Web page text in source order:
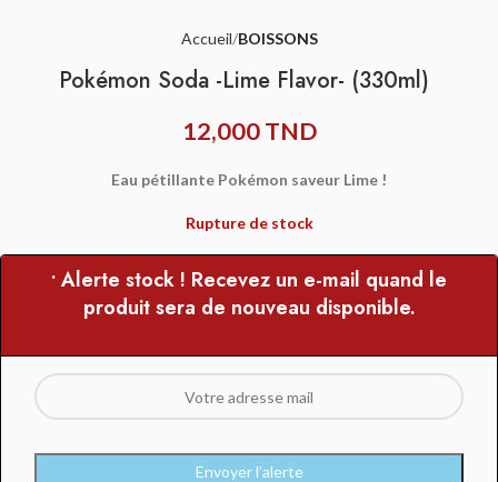
Accueil BOISSONS
Pokémon Soda -Lime Flavor- (330ml)
12,000TND
Eau pétillante Pokémon saveur Lime !
Rupture de stock
• Alerte stock ! Recevez un e-mail quand le
produit sera de nouveau disponible.
Envoyer l’alerte